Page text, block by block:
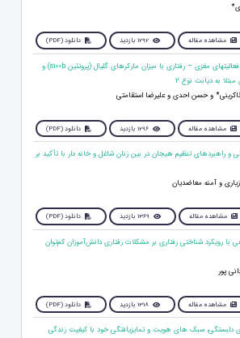
مشاهده مقاله 1292 بازدید دانلود (PDF)
11. رابطه ویژگیهای شخصیتی و فعالیتهای مغزی – رفتاری با میزان مارکرهای گلیال (پروتئین s100b) و
به دیابت نوع 2
و حسن احدی و علیرضا استقامتی
مشاهده مقاله 1296 بازدید دانلود (PDF)
و راهبردهای تنظیم هیجان در بین زنان شاغل و خانه دار با تأکید بر
و آمنه معاضدیان
مشاهده مقاله 1369 بازدید دانلود (PDF)
با رویکرد شناختی رفتاری بر مشکلات رفتاری دانش‌آموزان کم‌توان
پور
مشاهده مقاله 1318 بازدید دانلود (PDF)
دلبستگی، سبک های هویت و تمایزیافتگی خود با کیفیت زندگی